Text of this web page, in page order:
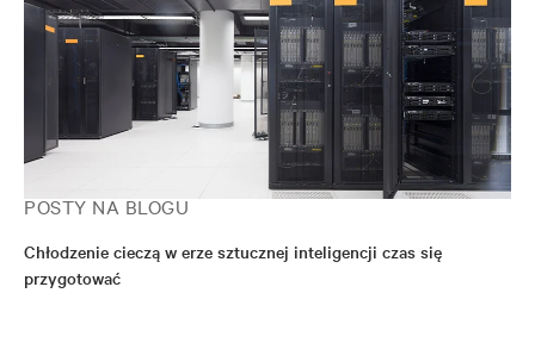
POSTY NA BLOGU
Chłodzenie cieczą w erze sztucznej inteligencji czas się
przygotować